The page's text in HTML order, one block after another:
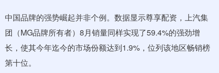
中国品牌的强势崛起并非个例。数据显示尊享配资，上汽集
团（MG品牌所有者）8月销量同样实现了59.4%的强劲增
长，使其今年迄今的市场份额达到1.9%，位列该地区畅销榜
第十位。